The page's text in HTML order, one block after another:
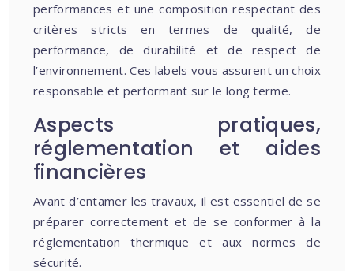
performances et une composition respectant des
critères stricts en termes de qualité, de
performance, de durabilité et de respect de
l’environnement. Ces labels vous assurent un choix
responsable et performant sur le long terme.
Aspects pratiques,
réglementation et aides
financières
Avant d’entamer les travaux, il est essentiel de se
préparer correctement et de se conformer à la
réglementation thermique et aux normes de
sécurité.